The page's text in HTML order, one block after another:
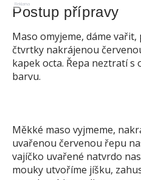
Reklama
Postup přípravy
Maso omyjeme, dáme
čtvrtky nakrájenou
kapek octa. Řepa neztratí s
barvu.
Měkké maso vyjmeme,
uvařenou červenou řepu
vajíčko uvařené natvrdo
mouky utvoříme jíšku,